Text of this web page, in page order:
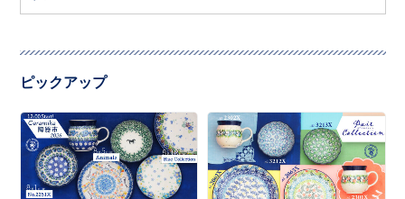
ピックアップ